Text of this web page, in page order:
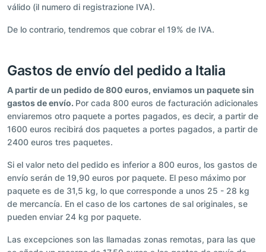
válido (il numero di registrazione IVA).
De lo contrario, tendremos que cobrar el 19% de IVA.
Gastos de envío del pedido a Italia
A partir de un pedido de 800 euros, enviamos un paquete sin
gastos de envío. Por cada 800 euros de facturación adicionales
enviaremos otro paquete a portes pagados, es decir, a partir de
1600 euros recibirá dos paquetes a portes pagados, a partir de
2400 euros tres paquetes.
Si el valor neto del pedido es inferior a 800 euros, los gastos de
envío serán de 19,90 euros por paquete. El peso máximo por
paquete es de 31,5 kg, lo que corresponde a unos 25 - 28 kg
de mercancía. En el caso de los cartones de sal originales, se
pueden enviar 24 kg por paquete.
Las excepciones son las llamadas zonas remotas, para las que